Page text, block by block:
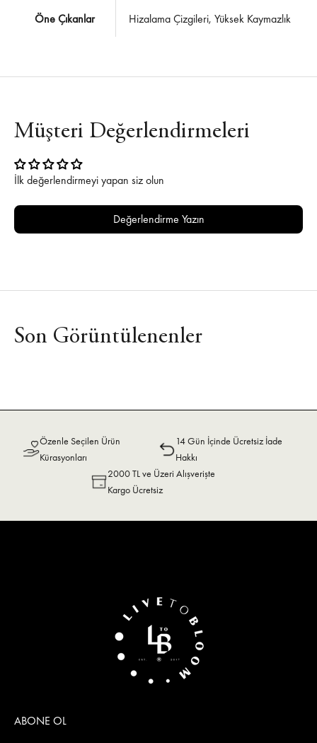
Öne Çıkanlar Hizalama Çizgileri, Yüksek Kaymazlık
Müşteri Değerlendirmeleri
İlk değerlendirmeyi yapan siz olun
Değerlendirme Yazın
Son Görüntülenenler
Özenle Seçilen Ürün
Kürasyonları
14 Gün İçinde Ücretsiz İade
Hakkı
2000 TL ve Üzeri Alışverişte
Kargo Ücretsiz
ABONE OL